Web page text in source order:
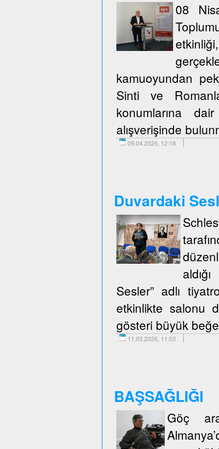
08
kamuoyundan pek
Sinti ve
konumlarına
alışverişinde
09.04.2026, 12:18
Duvardaki
Sesler” adlı
etkinlikte salonu
gösteri büyük
11.03.2026, 11:03
BAŞSAĞLIĞI
Göç